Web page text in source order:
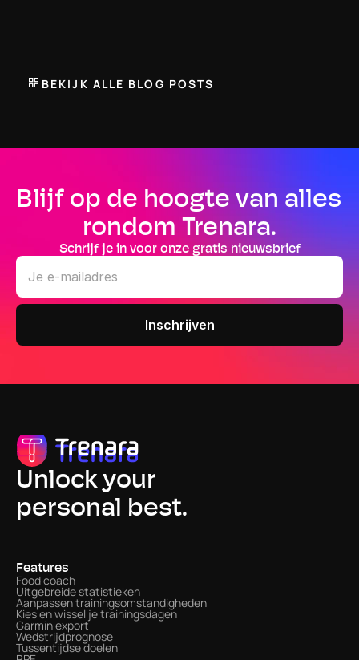
aanbevolen en optionele trainingstypes om een planning
BEKIJK ALLE BLOG POSTS
Blijf op de hoogte van alles
rondom Trenara.
Schrijf je in voor onze gratis nieuwsbrief
Unlock your
personal best.
Features
Food coach
Uitgebreide statistieken
Aanpassen trainingsomstandigheden
Kies en wissel je trainingsdagen
Garmin export
Wedstrijdprognose
Tussentijdse doelen